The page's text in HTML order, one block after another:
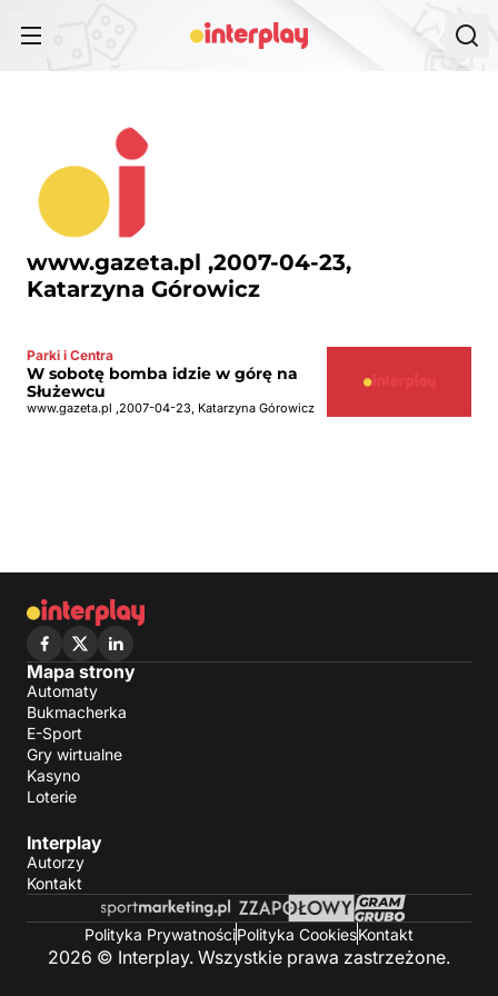
www.gazeta.pl ,2007-04-23,
Katarzyna Górowicz
Parki i Centra
W sobotę bomba idzie w górę na
Służewcu
www.gazeta.pl ,2007-04-23, Katarzyna Górowicz
Mapa strony
Automaty
Bukmacherka
E-Sport
Gry wirtualne
Kasyno
Loterie
Interplay
Autorzy
Kontakt
Polityka PrywatnościPolityka CookiesKontakt
2026 © Interplay. Wszystkie prawa zastrzeżone.